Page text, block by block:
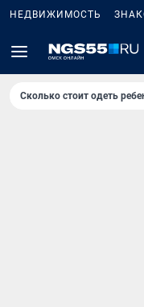
НЕДВИЖИМОСТЬ
Сколько стоит одеть